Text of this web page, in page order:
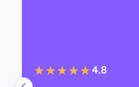
★★★★★4.8